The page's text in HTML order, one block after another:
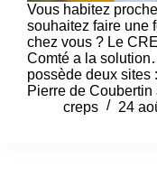
Vous habitez
souhaitez faire une
chez vous ? Le
Comté a la
possède deux sites
Pierre de
creps
24